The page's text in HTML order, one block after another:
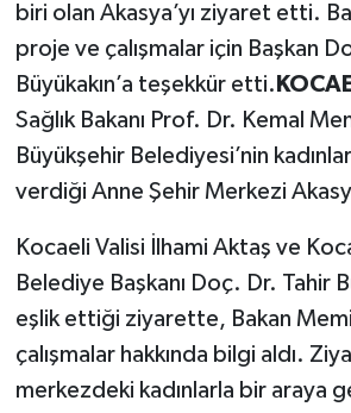
biri olan Akasya’yı ziyaret etti.
proje ve çalışmalar için Başkan
Büyükakın’a teşekkür etti.
Sağlık Bakanı Prof. Dr. Kemal
Büyükşehir Belediyesi’nin
verdiği Anne Şehir Merkezi
Kocaeli Valisi İlhami Aktaş ve
Belediye Başkanı Doç. Dr. Tahir
eşlik ettiği ziyarette, Bakan
çalışmalar hakkında bilgi aldı.
merkezdeki kadınlarla bir araya